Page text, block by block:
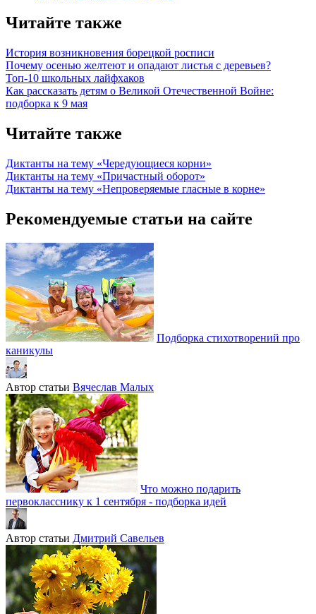
Читайте также
История возникновения борецкой росписи
Почему осенью желтеют и опадают листья с деревьев?
Топ-10 школьных лайфхаков
Как рассказать детям о Великой Отечественной Войне:
подборка к 9 мая
Читайте также
Диктанты на тему «Чередующиеся корни»
Диктанты на тему «Причастный оборот»
Диктанты на тему «Непроверяемые гласные в корне»
Рекомендуемые статьи на сайте
Подборка стихотворений про
каникулы
Автор статьи Вячеслав Малых
Что можно подарить
первокласснику к 1 сентября - подборка идей
Автор статьи Дмитрий Савельев